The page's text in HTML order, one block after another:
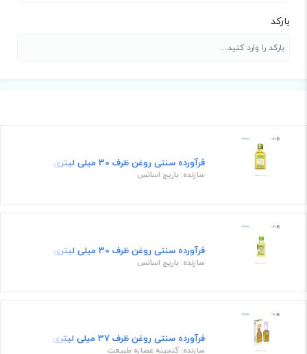
بارکد
فرآورده سنتی روغن ظرف 30 میلی لیتری
سازنده: باریج اسانس
فرآورده سنتی روغن ظرف 30 میلی لیتری
سازنده: باریج اسانس
فرآورده سنتی روغن ظرف 37 میلی لیتری
سازنده: گنجینه عصاره طبیعت